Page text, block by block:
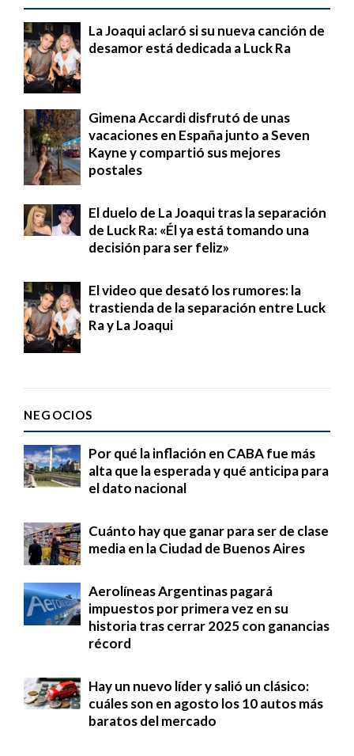
La Joaqui aclaró si su nueva canción de
desamor está dedicada a Luck Ra
Gimena Accardi disfrutó de unas
vacaciones en España junto a Seven
Kayne y compartió sus mejores
postales
El duelo de La Joaqui tras la separación
de Luck Ra: «Él ya está tomando una
decisión para ser feliz»
El video que desató los rumores: la
trastienda de la separación entre Luck
Ra y La Joaqui
NEGOCIOS
Por qué la inflación en CABA fue más
alta que la esperada y qué anticipa para
el dato nacional
Cuánto hay que ganar para ser de clase
media en la Ciudad de Buenos Aires
Aerolíneas Argentinas pagará
impuestos por primera vez en su
historia tras cerrar 2025 con ganancias
récord
Hay un nuevo líder y salió un clásico:
cuáles son en agosto los 10 autos más
baratos del mercado